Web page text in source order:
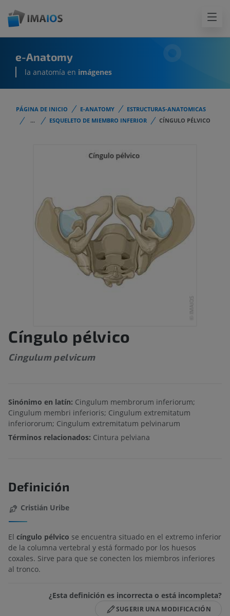
e-Anatomy
la anatomía en imágenes
PÁGINA DE INICIO E-ANATOMY
ESTRUCTURAS-ANATOMICAS
...
ESQUELETO DE MIEMBRO INFERIOR CÍNGULO PÉLVICO
Cíngulo pélvico
Cingulum pelvicum
Sinónimo en latín: Cingulum membrorum inferiorum;
Cingulum membri inferioris; Cingulum extremitatum
inferiororum; Cingulum extremitatum pelvinarum
Términos relacionados: Cintura pelviana
Definición
Cristián Uribe
El cíngulo pélvico se encuentra situado en el extremo inferior
de la columna vertebral y está formado por los huesos
coxales. Sirve para que se conecten los miembros inferiores
al tronco.
¿Esta definición es incorrecta o está incompleta?
SUGERIR UNA MODIFICACIÓN